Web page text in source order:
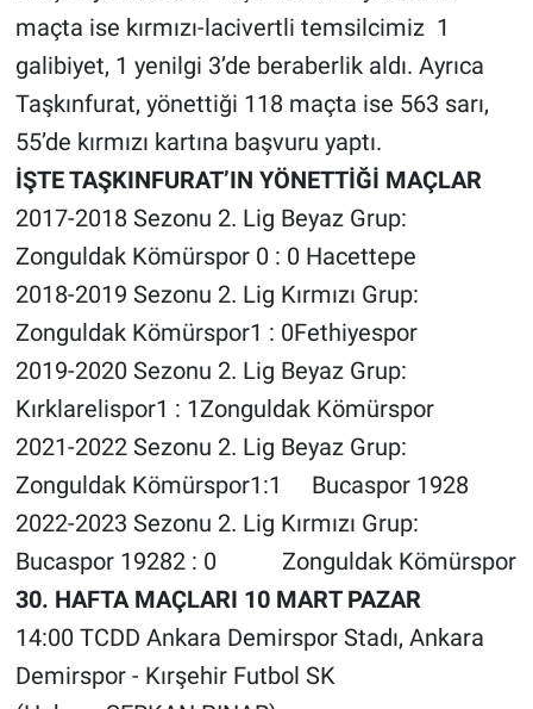
maçta ise kırmızı-lacivertli temsilcimiz 1
galibiyet, 1 yenilgi 3’de beraberlik aldı. Ayrıca
Taşkınfurat, yönettiği 118 maçta ise 563 sarı,
55’de kırmızı kartına başvuru yaptı.
İŞTE TAŞKINFURAT’IN YÖNETTİĞİ MAÇLAR
2017-2018 Sezonu 2. Lig Beyaz Grup:
Zonguldak Kömürspor 0 : 0 Hacettepe
2018-2019 Sezonu 2. Lig Kırmızı Grup:
Zonguldak Kömürspor1 : 0Fethiyespor
2019-2020 Sezonu 2. Lig Beyaz Grup:
Kırklarelispor1 : 1Zonguldak Kömürspor
2021-2022 Sezonu 2. Lig Beyaz Grup:
Zonguldak Kömürspor1:1 Bucaspor 1928
2022-2023 Sezonu 2. Lig Kırmızı Grup:
Bucaspor 19282 : 0 Zonguldak Kömürspor
30. HAFTA MAÇLARI 10 MART PAZAR
14:00 TCDD Ankara Demirspor Stadı, Ankara
Demirspor - Kırşehir Futbol SK